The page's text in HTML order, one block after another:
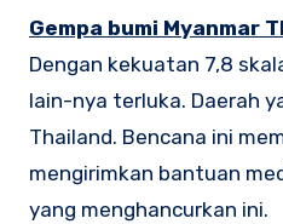
Gempa bumi Myanmar
Dengan kekuatan 7,8
lain-nya terluka. Daerah
Thailand. Bencana ini
mengirimkan bantuan
yang menghancurkan ini.